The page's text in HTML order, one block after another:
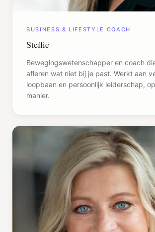
BUSINESS & LIFESTYLE COACH
Steffie
Bewegingswetenschapper en coach
afleren wat niet bij je past. Werkt aan
loopbaan en persoonlijk leiderschap,
manier.